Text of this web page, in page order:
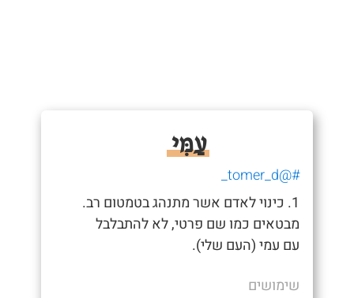
עַמִּי
#@tomer_d_
1. כינוי לאדם אשר מתנהג בטמטום רב.
מבטאים כמו שם פרטי, לא להתבלבל
עם עמי (העם שלי).
שימושים